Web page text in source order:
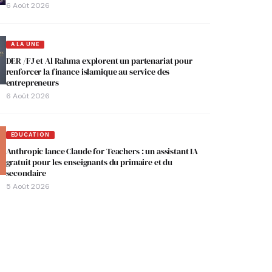
6 Août 2026
A LA UNE
DER /FJ et Al Rahma explorent un partenariat pour
renforcer la finance islamique au service des
entrepreneurs
6 Août 2026
EDUCATION
Anthropic lance Claude for Teachers : un assistant IA
gratuit pour les enseignants du primaire et du
secondaire
5 Août 2026